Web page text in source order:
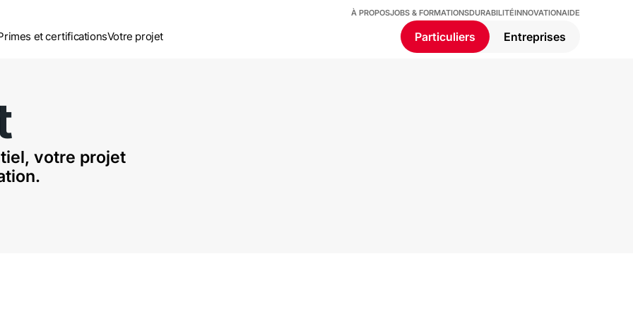
À PROPOSJOBS & FORMATIONSDURABILITÉINNOVATIONAIDE
et certificationsVotre projet Particuliers Entreprises
votre projet